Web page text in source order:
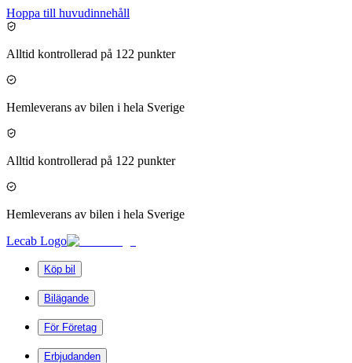
Hoppa till huvudinnehåll
Alltid kontrollerad på 122 punkter
Hemleverans av bilen i hela Sverige
Alltid kontrollerad på 122 punkter
Hemleverans av bilen i hela Sverige
Lecab Logo
Köp bil
Bilägande
För Företag
Erbjudanden